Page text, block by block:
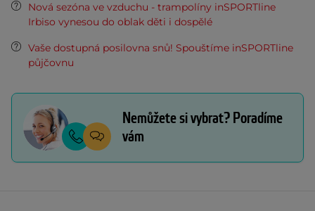
Nová sezóna ve vzduchu - trampolíny inSPORTline
Irbiso vynesou do oblak děti i dospělé
Vaše dostupná posilovna snů! Spouštíme inSPORTline
půjčovnu
Nemůžete si vybrat? Poradíme
vám